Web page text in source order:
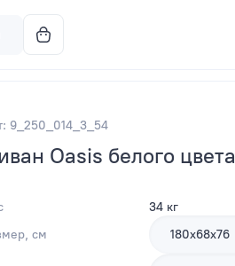
9_250_014_3_54
Oasis белого цвета
34 кг
см
180х68х76